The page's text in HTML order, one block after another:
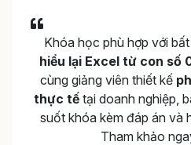
Khóa học phù hợp với
hiểu lại Excel từ con số
cùng giảng viên thiết kế
thực tếtại doanh nghiệp,
suốt khóa kèm đáp án và
Tham khảo